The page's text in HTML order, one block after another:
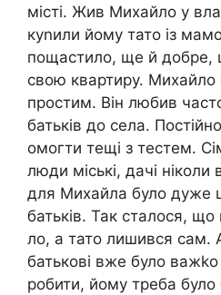
місті. Жив Михайло у
куnили йому тато із
пощастило, ще й
свою квартиру. Михайло
простим. Він любив
батьків до села.
омогти тещі з тестем.
люди міські, дачі
для Михайла було дуже
батьків. Так сталося,
ло, а тато лишився сам.
батькові вже було
робити, йому треба